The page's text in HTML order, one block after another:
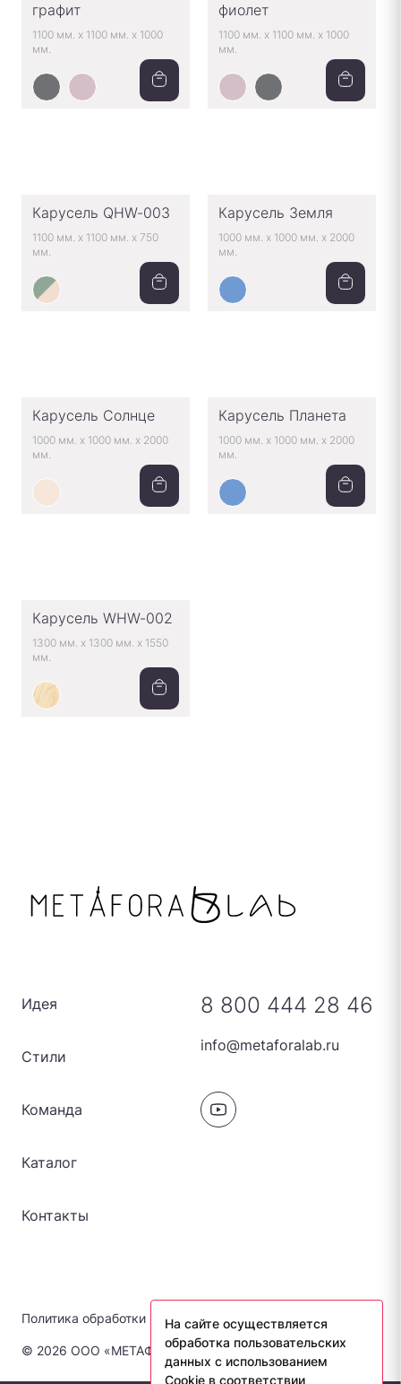
графит
1100 мм. x 1100 мм. x 1000
мм.
фиолет
1100 мм. x 1100 мм. x 1000
мм.
Карусель QHW-003
1100 мм. x 1100 мм. x 750
мм.
Карусель Земля
1000 мм. x 1000 мм. x 2000
мм.
Карусель Солнце
1000 мм. x 1000 мм. x 2000
мм.
Карусель Планета
1000 мм. x 1000 мм. x 2000
мм.
Карусель WHW-002
1300 мм. x 1300 мм. x 1550
мм.
Политика обработки персональных данных
© 2026 ООО «МЕТАФОРА-ЛАБ». Все права защищены.
Идея
Стили
Команда
Каталог
Контакты
8 800 444 28 46
info@metaforalab.ru
На сайте осуществляется
обработка пользовательских
данных с использованием
Cookie в соответствии